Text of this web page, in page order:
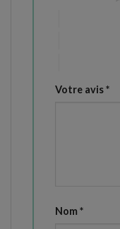
Votre avis*
Nom *